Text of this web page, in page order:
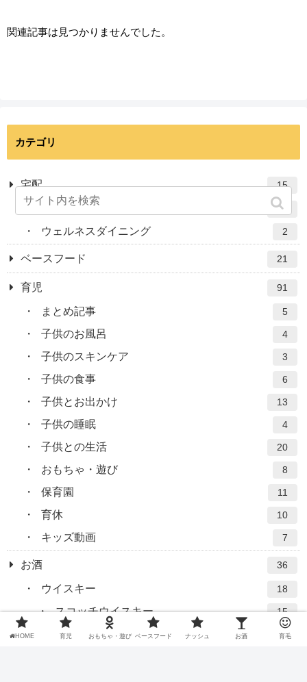
関連記事は見つかりませんでした。
カテゴリ
宅配 15
ナッシュ 13
ウェルネスダイニング 2
ベースフード 21
育児 91
まとめ記事 5
子供のお風呂 4
子供のスキンケア 3
子供の食事 6
子供とお出かけ 13
子供の睡眠 4
子供との生活 20
おもちゃ・遊び 8
保育園 11
育休 10
キッズ動画 7
お酒 36
ウイスキー 18
スコッチウイスキー 15
バーテンダー 7
HOME 育児 おもちゃ・遊び ベースフード ナッシュ お酒 育毛